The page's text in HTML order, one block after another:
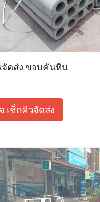
จัดส่ง ขอบคันหิน
เช็กคิวจัดส่ง